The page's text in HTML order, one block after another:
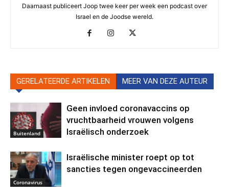
Daarnaast publiceert Joop twee keer per week een podcast over
Israel en de Joodse wereld.
GERELATEERDE ARTIKELEN MEER VAN DEZE AUTEUR
Buitenland
Geen invloed coronavaccins op
vruchtbaarheid vrouwen volgens
Israëlisch onderzoek
Coronavirus
Israëlische minister roept op tot
sancties tegen ongevaccineerden